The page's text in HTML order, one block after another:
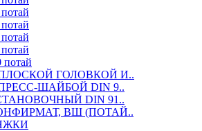
ГОЛОВКОЙ И..
ШАЙБОЙ DIN 9..
DIN 91..
ВШ (ПОТАЙ..